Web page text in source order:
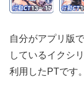
自分がアプリ版
しているイクシ
利用したPTです。